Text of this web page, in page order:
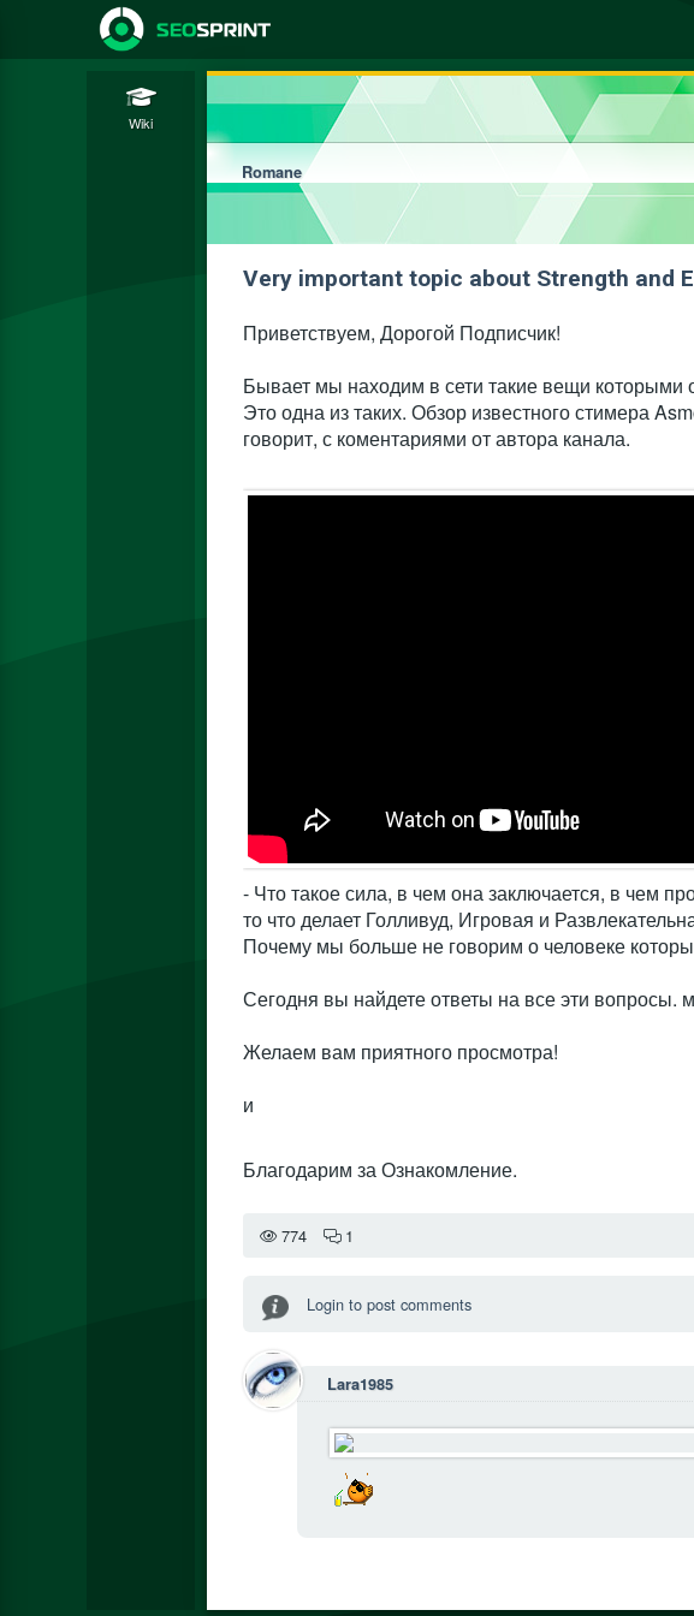
Wiki
Romane
Very important topic about Strength and
Приветствуем, Дорогой Подписчик!
Бывает мы находим в сети такие вещи которыми
Это одна из таких. Обзор известного стимера
говорит, с коментариями от автора канала.
- Что такое сила, в чем она заключается, в чем
то что делает Голливуд, Игровая и
Почему мы больше не говорим о человеке
Сегодня вы найдете ответы на все эти
Желаем вам приятного просмотра!
и
Благодарим за Ознакомление.
774 1
Login to post comments
Lara1985